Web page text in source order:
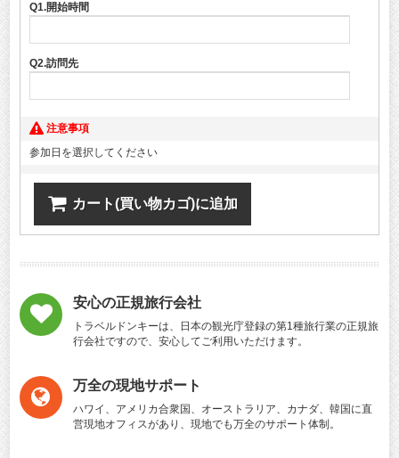
Q1.開始時間
Q2.訪問先
注意事項
参加日を選択してください
カート(買い物カゴ)に追加
安心の正規旅行会社
トラベルドンキーは、日本の観光庁登録の第1種旅行業の正規旅
行会社ですので、安心してご利用いただけます。
万全の現地サポート
ハワイ、アメリカ合衆国、オーストラリア、カナダ、韓国に直
営現地オフィスがあり、現地でも万全のサポート体制。